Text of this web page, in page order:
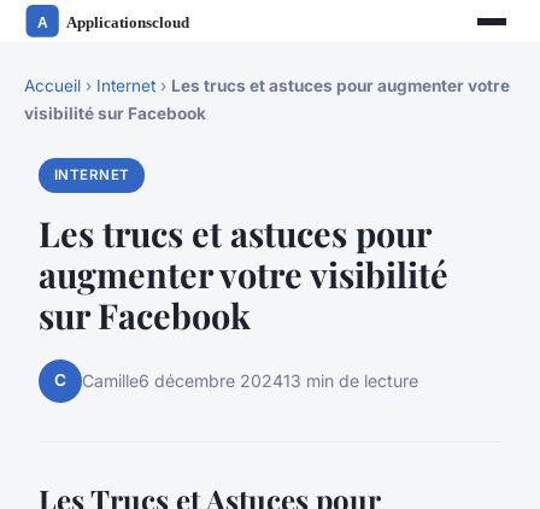
Accueil › Internet › Les trucs et astuces pour augmenter votre
visibilité sur Facebook
INTERNET
Les trucs et astuces pour
augmenter votre visibilité
sur Facebook
C Camille6 décembre 202413 min de lecture
Les Trucs et Astuces pour